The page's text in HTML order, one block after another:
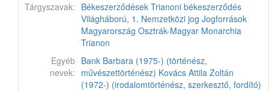
Tárgyszavak: Békeszerződések Trianoni békeszerződés
Világháború, 1. Nemzetközi jog Jogforrások
Magyarország Osztrák-Magyar Monarchia
Trianon
Egyéb
nevek:
Bank Barbara (1975-) (történész,
művészettörténész) Kovács Attila Zoltán
(1972-) (irodalomtörténész, szerkesztő, fordító)